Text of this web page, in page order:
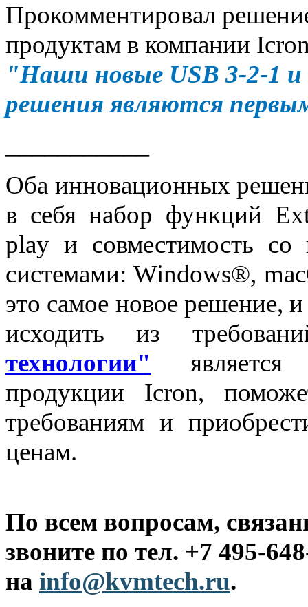
Прокомментировал
продуктам в компании
"Наши новые USB 3-2-1 и
решения являются
Оба инновационных
в себя набор функций
play и совместимость
системами: Windows®,
это самое новое решение,
исходить из
технологии" является
продукции Icron,
требованиям и
ценам.
По всем вопросам,
звоните по тел. +7 495-
на info@kvmtech.ru.